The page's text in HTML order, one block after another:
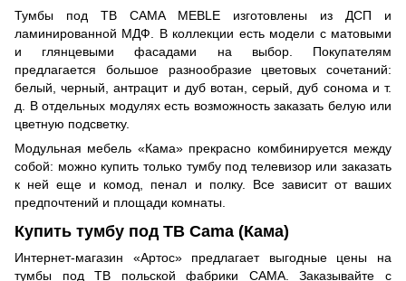
Тумбы под ТВ CAMA MEBLE изготовлены из ДСП и
ламинированной МДФ. В коллекции есть модели с матовыми
и глянцевыми фасадами на выбор. Покупателям
предлагается большое разнообразие цветовых сочетаний:
белый, черный, антрацит и дуб вотан, серый, дуб сонома и т.
д. В отдельных модулях есть возможность заказать белую или
цветную подсветку.
Модульная мебель «Кама» прекрасно комбинируется между
собой: можно купить только тумбу под телевизор или заказать
к ней еще и комод, пенал и полку. Все зависит от ваших
предпочтений и площади комнаты.
Купить тумбу под ТВ Cama (Кама)
Интернет-магазин «Артос» предлагает выгодные цены на
тумбы под ТВ польской фабрики CAMA. Заказывайте с